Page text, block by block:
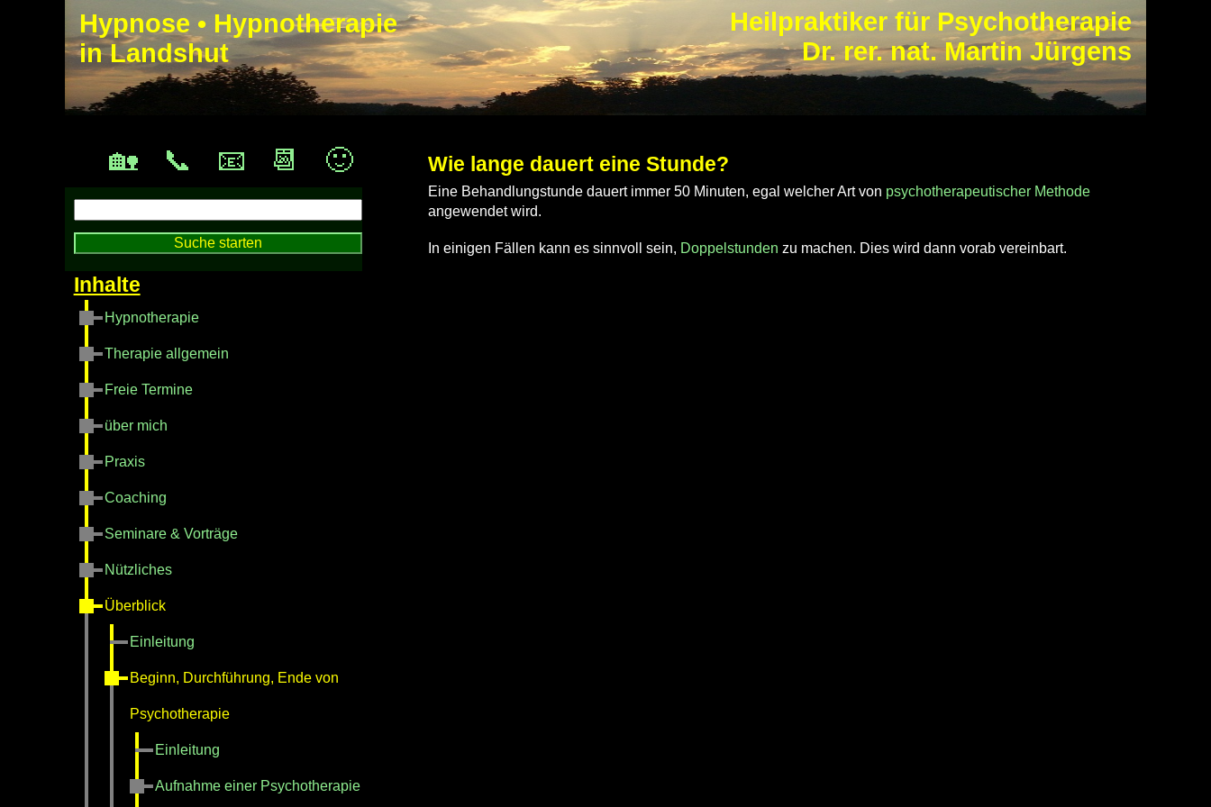
Hypnose • Hypnotherapie
in Landshut
Heilpraktiker für Psychotherapie
Dr. rer. nat. Martin Jürgens
Hypnotherapie
Therapie allgemein
Freie Termine
über mich
Praxis
Coaching
Seminare & Vorträge
Nützliches
Überblick
Einleitung
Beginn, Durchführung, Ende von
Psychotherapie
Einleitung
Aufnahme einer Psychotherapie
🏡 📞 📧 📆 🙂 Wie lange dauert eine Stunde?
Eine Behandlungstunde dauert immer 50 Minuten, egal welcher Art von psychotherapeutischer Methode
angewendet wird.
In einigen Fällen kann es sinnvoll sein, Doppelstunden zu machen. Dies wird dann vorab vereinbart.